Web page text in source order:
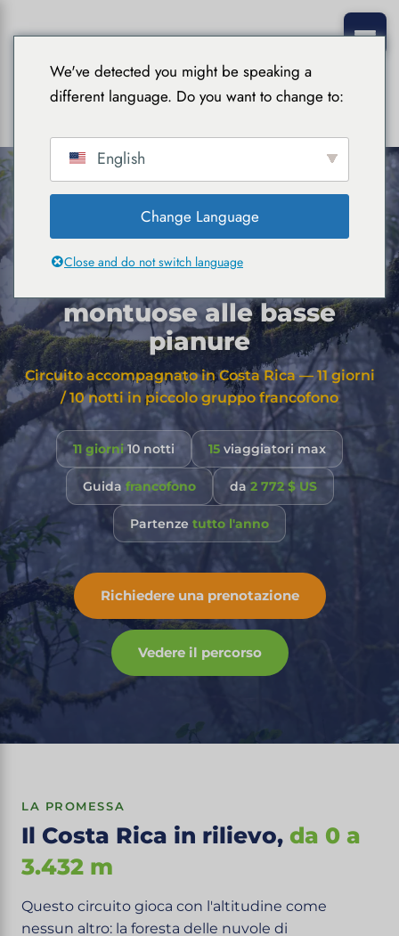
Circuiti accompagnati
Dalle alte cordigliere alle
montuose alle basse
pianure
Circuito accompagnato in Costa Rica — 11 giorni
/ 10 notti in piccolo gruppo francofono
11 giorni10 notti 15 viaggiatori max
Guida francofono da 2 772 $ US
Partenze tutto l'anno
Richiedere una prenotazione
Vedere il percorso
LA PROMESSA
Il Costa Rica in rilievo, da 0 a
3.432 m
Questo circuito gioca con l'altitudine come
nessun altro: la foresta delle nuvole di
We've detected you might be speaking a
different language. Do you want to change to:
English
Change Language
Close and do not switch language